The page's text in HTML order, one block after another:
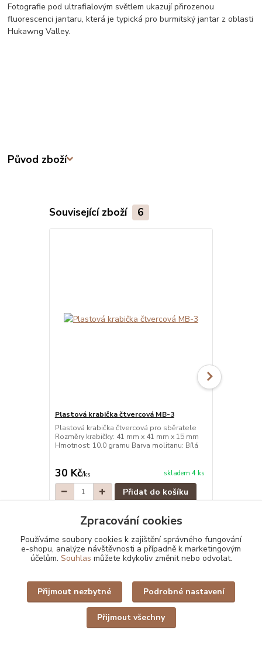
Fotografie pod ultrafialovým světlem ukazují přirozenou
fluorescenci jantaru, která je typická pro burmitský jantar z oblasti
Hukawng Valley.
Původ zboží
Související zboží 6
Plastová krabička čtvercová MB-3
Plastová krabička čtvercová pro sběratele
Rozměry krabičky: 41 mm x 41 mm x 15 mm
Hmotnost: 10.0 gramu Barva molitanu: Bílá
30 Kč/ks skladem 4 ks
Přidat do košíku
Zboží zařazeno v kategoriích
Jantary z Myanmaru (Barma)
Jantary pro sběratele a objevování
Kachinský stát – burmitský jantar
Zpracování cookies
Používáme soubory cookies k zajištění správného fungování
e-shopu, analýze návštěvnosti a případně k marketingovým
účelům. Souhlas můžete kdykoliv změnit nebo odvolat.
Přijmout nezbytné Podrobné nastavení
Přijmout všechny